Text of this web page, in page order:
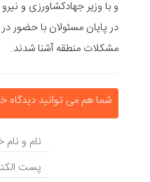
و با وزیر جهادکشاورزی و
در پایان مسئولان با حضور
مشکلات منطقه آشنا شدند.
شما هم می توانید دیدگاه